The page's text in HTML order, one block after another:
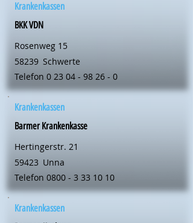
Krankenkassen
BKK VDN
Rosenweg 15
58239 Schwerte
Telefon 0 23 04 - 98 26 - 0
Krankenkassen
Barmer Krankenkasse
Hertingerstr. 21
59423 Unna
Telefon 0800 - 3 33 10 10
Krankenkassen